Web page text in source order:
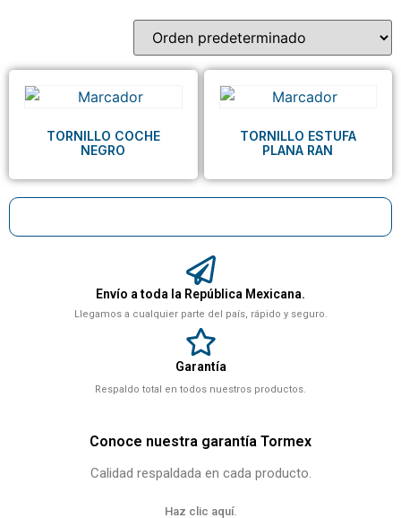
Envío a toda la República Mexicana.
Llegamos a cualquier parte del país, rápido y seguro.
Garantía
Respaldo total en todos nuestros productos.
Conoce nuestra garantía Tormex
Calidad respaldada en cada producto.
Haz clic aquí.
TORNILLO COCHE
NEGRO
TORNILLO ESTUFA
PLANA RAN